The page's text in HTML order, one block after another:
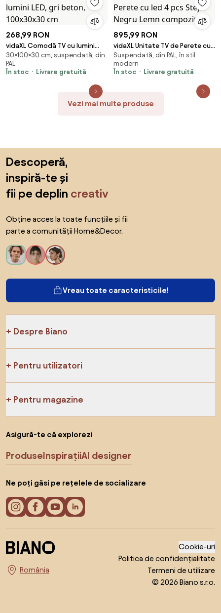
268,99 RON
vidaXL Comodă TV cu lumini
LED, gri beton, 100x30x30 cm
30×100×30 cm, suspendată, din
PAL
În stoc
Livrare gratuită
895,99 RON
vidaXL Unitate TV de Perete cu
led 4 pcs Stejar Negru Lemn
compozit
Suspendată, din PAL, în stil
modern
În stoc
Livrare gratuită
Vezi mai multe produse
Descoperă,
inspiră-te și
fii pe deplin creativ
Obține acces la toate funcțiile și fii
parte a comunității Home&Decor.
Vreau toate caracteristicile!
Despre Biano
Pentru utilizatori
Pentru magazine
Asigură-te că explorezi
ProduseInspirațiiAI designer
Ne poți găsi pe rețelele de socializare
Alege țara
Cookie-uri
Politica de confidențialitate
Termeni de utilizare
© 2026 Biano s.r.o.